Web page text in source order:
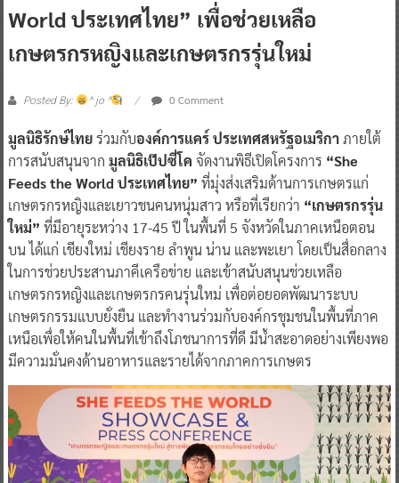
World ประเทศไทย” เพื่อช่วยเหลือ
เกษตรกรหญิงและเกษตรกรรุ่นใหม่
Posted By: ^ jo ^ 0 Comment
มูลนิธิรักษ์ไทยร่วมกับองค์การแคร์ประเทศสหรัฐอเมริกาภายใต้
การสนับสนุนจาก มูลนิธิเป๊ปซี่โค จัดงานพิธีเปิดโครงการ “She
Feeds the World ประเทศไทย” ที่มุ่งส่งเสริมด้านการเกษตรแก่
เกษตรกรหญิงและเยาวชนคนหนุ่มสาว หรือที่เรียกว่า “เกษตรกรรุ่น
ใหม่” ที่มีอายุระหว่าง 17-45 ปี ในพื้นที่ 5 จังหวัดในภาคเหนือตอน
บน ได้แก่ เชียงใหม่ เชียงราย ลำพูน น่าน และพะเยา โดยเป็นสื่อกลาง
ในการช่วยประสานภาคีเครือข่าย และเข้าสนับสนุนช่วยเหลือ
เกษตรกรหญิงและเกษตรกรคนรุ่นใหม่ เพื่อต่อยอดพัฒนาระบบ
เกษตรกรรมแบบยั่งยืน และทำงานร่วมกับองค์กรชุมชนในพื้นที่ภาค
เหนือเพื่อให้คนในพื้นที่เข้าถึงโภชนาการที่ดี มีน้ำสะอาดอย่างเพียงพอ
มีความมั่นคงด้านอาหารและรายได้จากภาคการเกษตร